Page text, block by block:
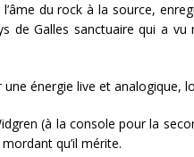
du rock à la source,
de Galles sanctuaire qui a
une énergie live et analogique,
(à la console pour la
qu’il mérite.